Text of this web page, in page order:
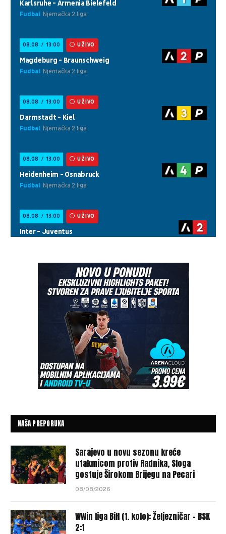
NAŠA PREPORUKA
Sarajevo u novu sezonu kreće
utakmicom protiv Radnika, Sloga
gostuje Širokom Brijegu na Pecari
08/08/2026
WWin liga BiH (1. kolo): Željezničar – BSK
2:1